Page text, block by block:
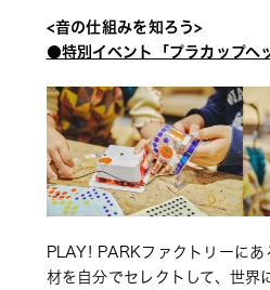
<音の仕組みを知ろう>
●特別イベント「プラカップヘ
PLAY! PARKファクトリーにあ
材を自分でセレクトして、世界